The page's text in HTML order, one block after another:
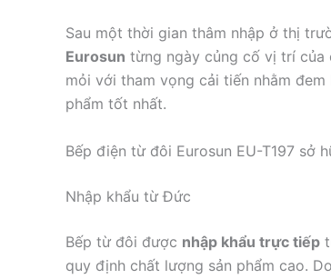
Sau một thời gian thâm nhập ở thị
Eurosun từng ngày củng cố vị trí của
mỏi với tham vọng cải tiến nhằm
phẩm tốt nhất.
Bếp điện từ đôi Eurosun EU-T197 sở
Nhập khẩu từ Đức
Bếp từ đôi được nhập khẩu trực tiếp
quy định chất lượng sản phẩm cao.